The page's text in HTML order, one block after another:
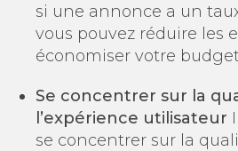
si une annonce a un
vous pouvez réduire les
économiser votre
Se concentrer sur la
l’expérience utilisateur
se concentrer sur la